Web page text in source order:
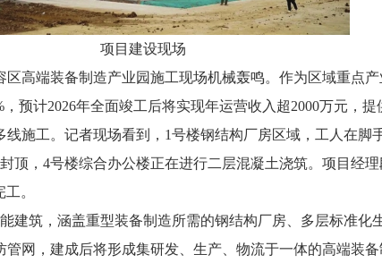
项目建设现场
端装备制造产业园施工现场机械轰鸣。作为区域重点产
预计2026年全面竣工后将实现年运营收入超2000万元，提
施工。记者现场看到，1号楼钢结构厂房区域，工人在脚
顶，4号楼综合办公楼正在进行二层混凝土浇筑。项目经
。
筑，涵盖重型装备制造所需的钢结构厂房、多层标准化
网，建成后将形成集研发、生产、物流于一体的高端装备